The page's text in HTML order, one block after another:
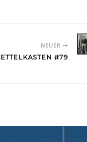
NEUER
#79